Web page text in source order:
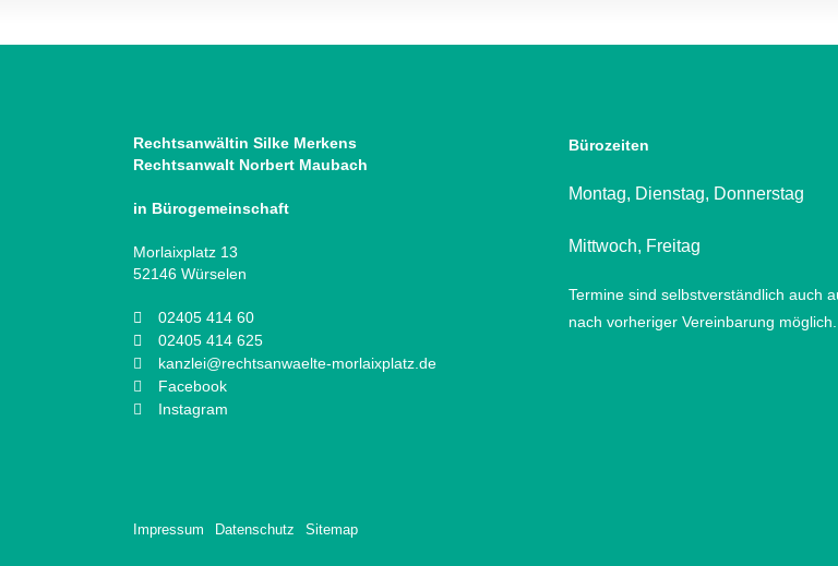
Rechtsanwältin Silke Merkens
Rechtsanwalt Norbert Maubach
in Bürogemeinschaft
Morlaixplatz 13
52146 Würselen
02405 414 60
02405 414 625
kanzlei@rechtsanwaelte-morlaixplatz.de
Facebook
Instagram
Bürozeiten
Montag, Dienstag, Donnerstag
Mittwoch, Freitag
Termine sind selbstverständlich auch
nach vorheriger Vereinbarung möglich.
Impressum Datenschutz Sitemap